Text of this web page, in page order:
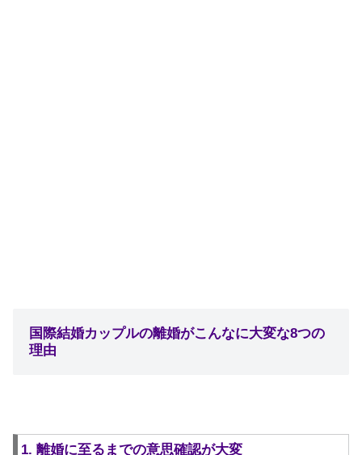
国際結婚カップルの離婚がこんなに大変な8つの
理由
1. 離婚に至るまでの意思確認が大変